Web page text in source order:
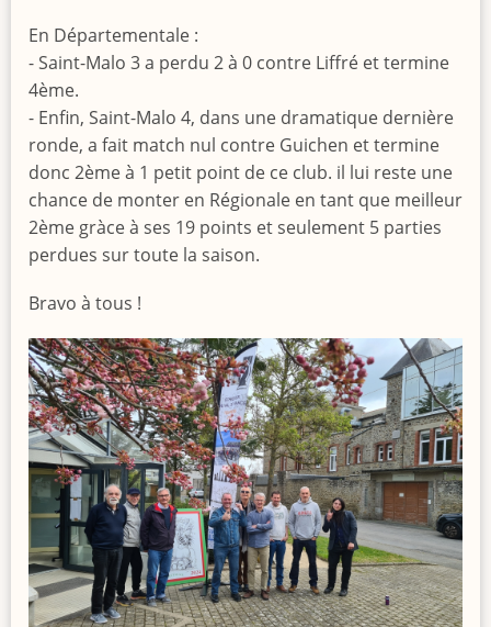
En Départementale :
- Saint-Malo 3 a perdu 2 à 0 contre Liffré et termine
4ème.
- Enfin, Saint-Malo 4, dans une dramatique dernière
ronde, a fait match nul contre Guichen et termine
donc 2ème à 1 petit point de ce club. il lui reste une
chance de monter en Régionale en tant que meilleur
2ème gràce à ses 19 points et seulement 5 parties
perdues sur toute la saison.
Bravo à tous !